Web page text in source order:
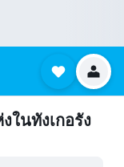
ในทังเกอรัง